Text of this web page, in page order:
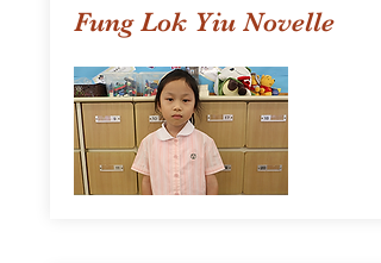
Fung Lok Yiu Novelle